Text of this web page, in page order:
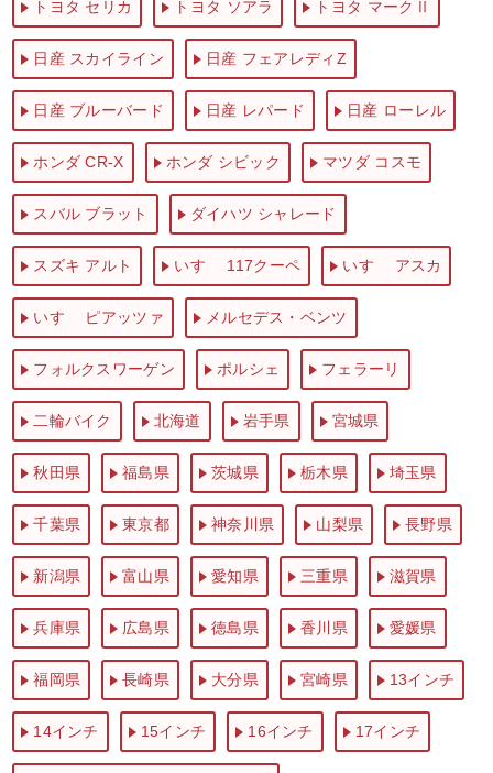
トヨタ セリカ トヨタ ソアラ トヨタ マークⅡ
日産 スカイライン 日産 フェアレディZ
日産 ブルーバード 日産 レパード 日産 ローレル
ホンダ CR-X ホンダ シビック マツダ コスモ
スバル ブラット ダイハツ シャレード
スズキ アルト いすゞ 117クーペ いすゞ アスカ
いすゞ ピアッツァ メルセデス・ベンツ
フォルクスワーゲン ポルシェ フェラーリ
二輪バイク 北海道 岩手県 宮城県
秋田県 福島県 茨城県 栃木県 埼玉県
千葉県 東京都 神奈川県 山梨県 長野県
新潟県 富山県 愛知県 三重県 滋賀県
兵庫県 広島県 徳島県 香川県 愛媛県
福岡県 長崎県 大分県 宮崎県 13インチ
14インチ 15インチ 16インチ 17インチ